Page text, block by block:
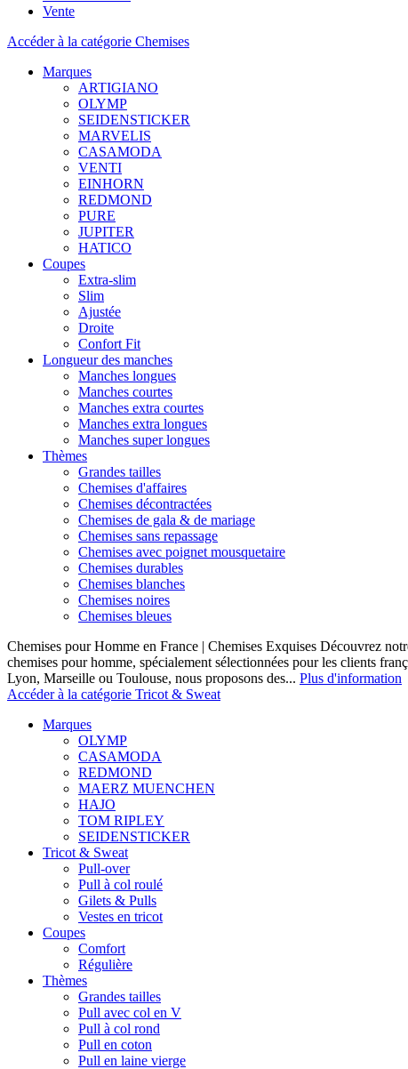
Vente
Accéder à la catégorie Chemises
Marques
ARTIGIANO
OLYMP
SEIDENSTICKER
MARVELIS
CASAMODA
VENTI
EINHORN
REDMOND
PURE
JUPITER
HATICO
Coupes
Extra-slim
Slim
Ajustée
Droite
Confort Fit
Longueur des manches
Manches longues
Manches courtes
Manches extra courtes
Manches extra longues
Manches super longues
Thèmes
Grandes tailles
Chemises d'affaires
Chemises décontractées
Chemises de gala & de mariage
Chemises sans repassage
Chemises avec poignet mousquetaire
Chemises durables
Chemises blanches
Chemises noires
Chemises bleues
Chemises pour Homme en France | Chemises Exquises Découvrez
chemises pour homme, spécialement sélectionnées pour les clients
Lyon, Marseille ou Toulouse, nous proposons des... Plus d'information
Accéder à la catégorie Tricot & Sweat
Marques
OLYMP
CASAMODA
REDMOND
MAERZ MUENCHEN
HAJO
TOM RIPLEY
SEIDENSTICKER
Tricot & Sweat
Pull-over
Pull à col roulé
Gilets & Pulls
Vestes en tricot
Coupes
Comfort
Régulière
Thèmes
Grandes tailles
Pull avec col en V
Pull à col rond
Pull en coton
Pull en laine vierge